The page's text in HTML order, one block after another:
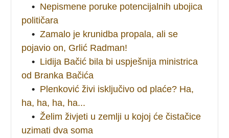
• Nepismene poruke potencijalnih ubojica
političara
• Zamalo je krunidba propala, ali se
pojavio on, Grlić Radman!
• Lidija Bačić bila bi uspješnija ministrica
od Branka Bačića
• Plenković živi isključivo od plaće? Ha,
ha, ha, ha, ha...
• Želim živjeti u zemlji u kojoj će čistačice
uzimati dva soma